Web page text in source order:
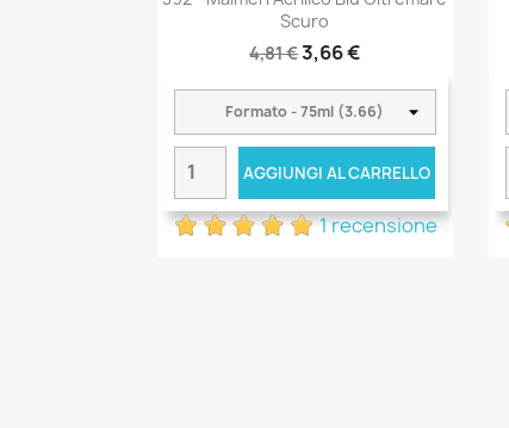
Scuro
4,81 €3,66 €
AGGIUNGI AL CARRELLO
1 recensione